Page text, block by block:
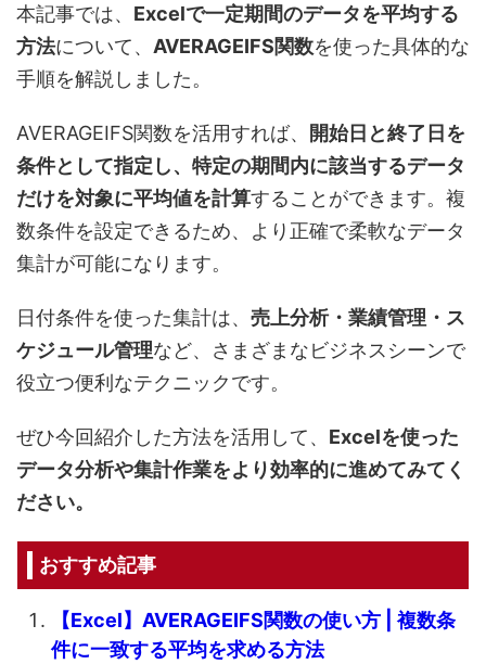
本記事では、 Excelで一定期間のデータを平均する
方法について、 AVERAGEIFS関数を使った具体的な
手順を解説しました。
AVERAGEIFS関数を活用すれば、 開始日と終了日を
条件として指定し、特定の期間内に該当するデータ
だけを対象に平均値を計算することができます。複
数条件を設定できるため、より正確で柔軟なデータ
集計が可能になります。
日付条件を使った集計は、 売上分析・業績管理・ス
ケジュール管理など、さまざまなビジネスシーンで
役立つ便利なテクニックです。
ぜひ今回紹介した方法を活用して、 Excelを使った
データ分析や集計作業をより効率的に進めてみてく
ださい。
おすすめ記事
【Excel】AVERAGEIFS関数の使い方 | 複数条
件に一致する平均を求める方法